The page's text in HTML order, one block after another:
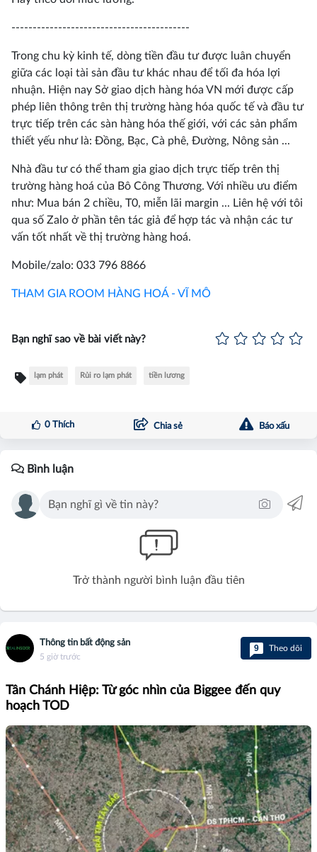
------------------------------------------
Trong chu kỳ kinh tế, dòng tiền đầu tư được luân chuyển
giữa các loại tài sản đầu tư khác nhau để tối đa hóa lợi
nhuận. Hiện nay Sở giao dịch hàng hóa VN mới được cấp
phép liên thông trên thị trường hàng hóa quốc tế và đầu tư
trực tiếp trên các sàn hàng hóa thế giới, với các sản phẩm
thiết yếu như là: Đồng, Bạc, Cà phê, Đường, Nông sản ...
Nhà đầu tư có thể tham gia giao dịch trực tiếp trên thị
trường hàng hoá của Bô Công Thương. Với nhiều ưu điểm
như: Mua bán 2 chiều, T0, miễn lãi margin ... Liên hệ với tôi
qua số Zalo ở phần tên tác giả để hợp tác và nhận các tư
vấn tốt nhất về thị trường hàng hoá.
Mobile/zalo: 033 796 8866
THAM GIA ROOM HÀNG HOÁ - VĨ MÔ
Bạn nghĩ sao về bài viết này?
lạm phát Rủi ro lạm phát tiền lương
0Thích Chia sẻ Báo xấu
Bình luận
Trở thành người bình luận đầu tiên
Thông tin bất động sản
5 giờ trước
9 Theo dõi
Tân Chánh Hiệp: Từ góc nhìn của Biggee đến quy
hoạch TOD